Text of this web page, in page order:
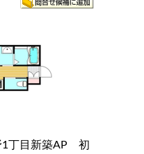
1丁目新築AP 初